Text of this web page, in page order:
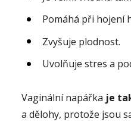
Pomáhá při hojení
Zvyšuje plodnost.
Uvolňuje stres a
Vaginální napářka je
a dělohy, protože jsou